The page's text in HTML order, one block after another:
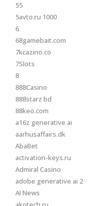
55
5avto.ru 1000
6
68gamebait.com
7kcazino.co
7Slots
8
888Casino
888starz bd
88keo.com
a16z generative ai
aarhusaffairs.dk
AbaBet
activation-keys.ru
Admiral Casino
adobe generative ai 2
AI News